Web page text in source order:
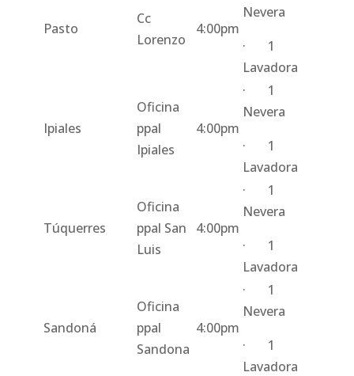
Pasto
Cc
Lorenzo
4:00pm
Nevera
· 1
Lavadora
Ipiales
Oficina
ppal
Ipiales
4:00pm
· 1
Nevera
· 1
Lavadora
Túquerres
Oficina
ppal San
Luis
4:00pm
· 1
Nevera
· 1
Lavadora
Sandoná
Oficina
ppal
Sandona
4:00pm
· 1
Nevera
· 1
Lavadora